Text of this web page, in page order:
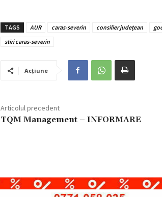
TAGS AUR caras-severin consilier județean
stiri caras-severin
Acțiune
Articolul precedent
TQM Management – INFORMARE